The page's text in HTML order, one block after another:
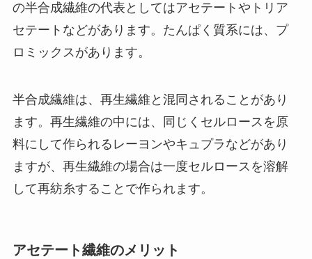
の半合成繊維の代表としてはアセテートやトリア
セテートなどがあります。たんぱく質系には、プ
ロミックスがあります。
半合成繊維は、再生繊維と混同されることがあり
ます。再生繊維の中には、同じくセルロースを原
料にして作られるレーヨンやキュプラなどがあり
ますが、再生繊維の場合は一度セルロースを溶解
して再紡糸することで作られます。
アセテート繊維のメリット